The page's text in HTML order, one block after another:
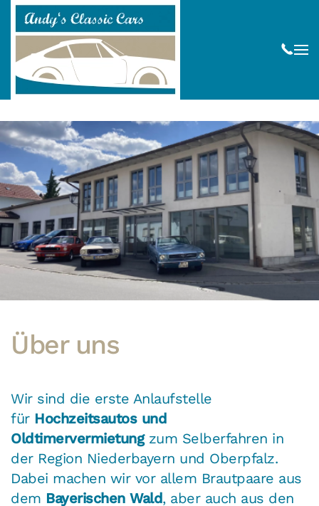
Über uns
Wir sind die erste Anlaufstelle
für Hochzeitsautos und
Oldtimervermietung zum Selberfahren in
der Region Niederbayern und Oberpfalz.
Dabei machen wir vor allem Brautpaare aus
dem Bayerischen Wald, aber auch aus den